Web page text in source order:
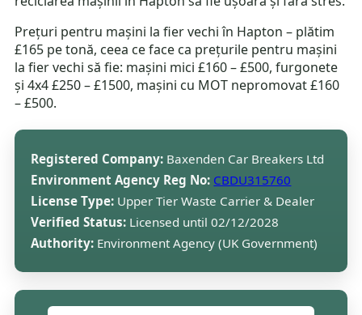
Prețuri pentru mașini la fier vechi în Hapton – plătim
£165 pe tonă, ceea ce face ca prețurile pentru mașini
la fier vechi să fie: mașini mici £160 – £500, furgonete
și 4x4 £250 – £1500, mașini cu MOT nepromovat £160
– £500.
Registered Company: Baxenden Car Breakers Ltd
Environment Agency Reg No: CBDU315760
License Type: Upper Tier Waste Carrier & Dealer
Verified Status: Licensed until 02/12/2028
Authority: Environment Agency (UK Government)